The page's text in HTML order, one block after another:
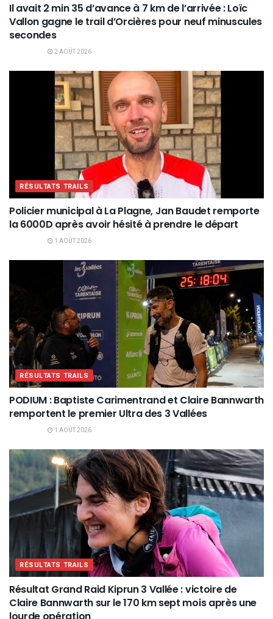
Il avait 2 min 35 d’avance à 7 km de l’arrivée : Loïc
Vallon gagne le trail d’Orcières pour neuf minuscules
secondes
2 AOÛT 2026
RÉSULTATS TRAILS
Policier municipal à La Plagne, Jan Baudet remporte
la 6000D après avoir hésité à prendre le départ
1 AOÛT 2026
RÉSULTATS TRAILS
PODIUM : Baptiste Carimentrand et Claire Bannwarth
remportent le premier Ultra des 3 Vallées
1 AOÛT 2026
RÉSULTATS TRAILS
Résultat Grand Raid Kiprun 3 Vallée : victoire de
Claire Bannwarth sur le 170 km sept mois après une
lourde opération